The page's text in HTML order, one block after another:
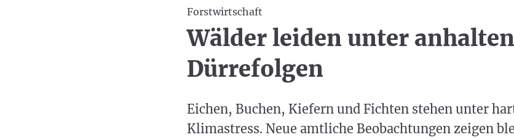
Forstwirtschaft
Wälder leiden unter
Dürrefolgen
Eichen, Buchen, Kiefern und Fichten stehen unter
Klimastress. Neue amtliche Beobachtungen zeigen